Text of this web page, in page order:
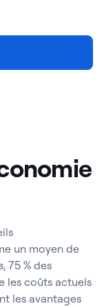
un moyen de
75 % des
les coûts actuels
les avantages